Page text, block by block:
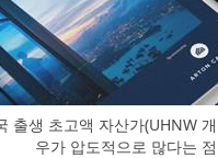
출생 초고액 자산가(UHNW
우가 압도적으로 많다는